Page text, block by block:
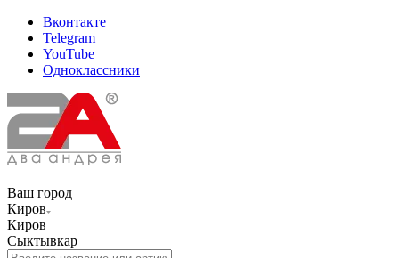
Вконтакте
Telegram
YouTube
Одноклассники
Ваш город
Киров
Киров
Сыктывкар